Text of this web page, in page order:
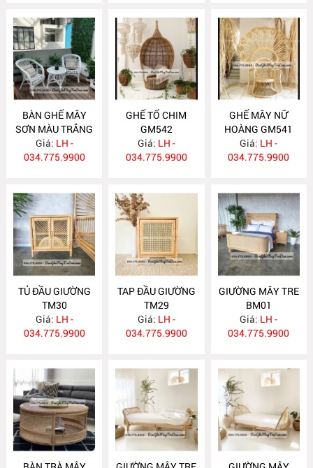
BÀN GHẾ MÂY
SƠN MÀU TRẮNG
GM543
Giá: LH -
034.775.9900
GHẾ TỔ CHIM
GM542
Giá: LH -
034.775.9900
GHẾ MÂY NỮ
HOÀNG GM541
Giá: LH -
034.775.9900
TỦ ĐẦU GIƯỜNG
TM30
Giá: LH -
034.775.9900
TAP ĐẦU GIƯỜNG
TM29
Giá: LH -
034.775.9900
GIƯỜNG MÂY TRE
BM01
Giá: LH -
034.775.9900